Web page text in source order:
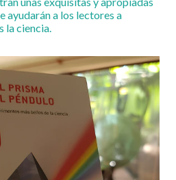
ayudarán a los lectores a
la ciencia.